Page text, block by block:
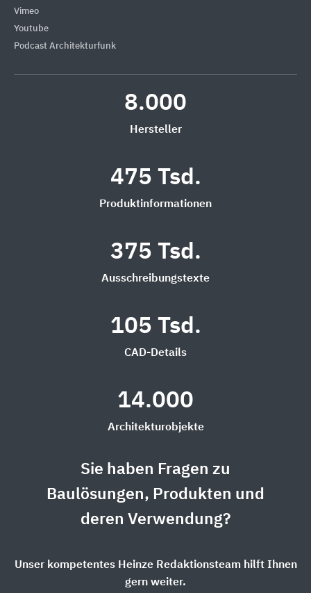
Vimeo
Youtube
Podcast Architekturfunk
8.000
Hersteller
475 Tsd.
Produktinformationen
375 Tsd.
Ausschreibungstexte
105 Tsd.
CAD-Details
14.000
Architekturobjekte
Sie haben Fragen zu
Baulösungen, Produkten und
deren Verwendung?
Unser kompetentes Heinze Redaktionsteam hilft Ihnen
gern weiter.